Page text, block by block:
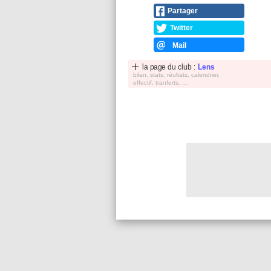
Partager
Twitter
Mail
la page du club : Lens
bilan, stats, réultats, calendrier,
effectif, tranferts, ...